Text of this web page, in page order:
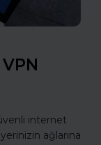
internet
ağlarına